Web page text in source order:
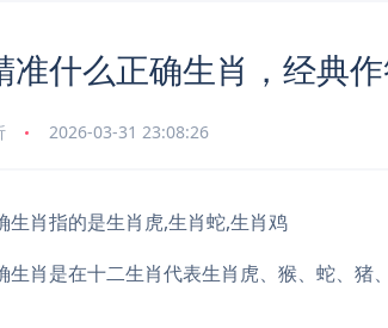
准什么正确生肖，经典
2026-03-31 23:08:26
生肖指的是生肖虎,生肖蛇,生肖鸡
生肖是在十二生肖代表生肖虎、猴、蛇、猪